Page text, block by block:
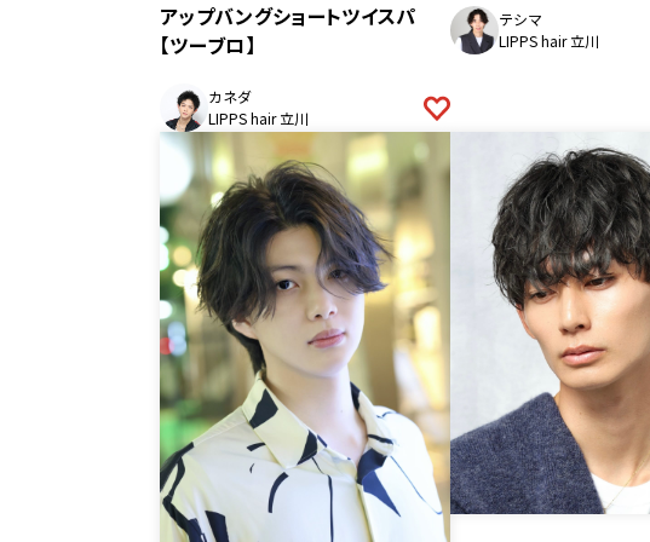
アップバングショートツイスパ
【ツーブロ】
カネダ
LIPPS hair 立川
テシマ
LIPPS hair 立川